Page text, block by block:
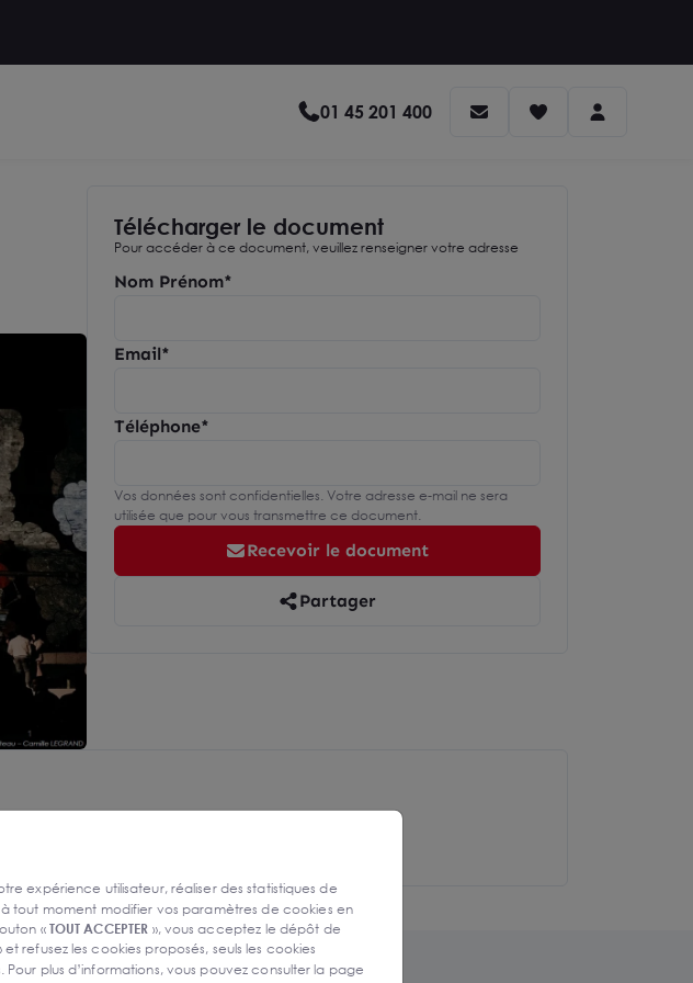
01 45 201 400
Télécharger le document
Pour accéder à ce document, veuillez renseigner votre adresse
Nom Prénom
Email
Téléphone
Vos données sont confidentielles. Votre adresse e-mail ne sera
utilisée que pour vous transmettre ce document.
Recevoir le document
Partager
expérience utilisateur, réaliser des statistiques de
tout moment modifier vos paramètres de cookies en
«TOUT ACCEPTER », vous acceptez le dépôt de
et refusez les cookies proposés, seuls les cookies
plus d’informations, vous pouvez consulter la page